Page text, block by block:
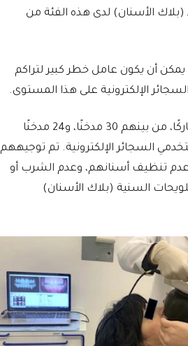
الأسنان) لدى هذه الفئة من
يمكن أن يكون عامل خطر كبير لتراكم
الإلكترونية على هذا المستوى.
لدراسة هذا السؤال، قام باحثو الدراسة بتجنيد 136 مشاركًا، من بينهم 30 مدخنًا، و24 مدخنًا
أبدًا، و53 شخصًا من مستخدمي السجائر الإلكترونية. تم توجيههم
وعدم تنظيف أسنانهم، وعدم الشرب أو
السنية (بلاك الأسنان)